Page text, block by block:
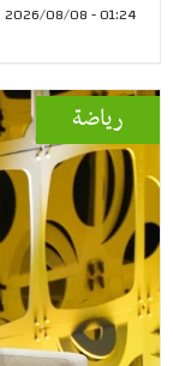
01:24 - 2026/08/08
رياضة